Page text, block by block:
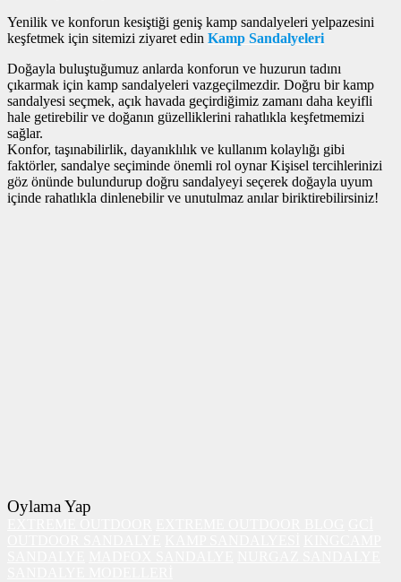
Yenilik ve konforun kesiştiği geniş kamp sandalyeleri yelpazesini
keşfetmek için sitemizi ziyaret edin Kamp Sandalyeleri
Doğayla buluştuğumuz anlarda konforun ve huzurun tadını
çıkarmak için kamp sandalyeleri vazgeçilmezdir. Doğru bir kamp
sandalyesi seçmek, açık havada geçirdiğimiz zamanı daha keyifli
hale getirebilir ve doğanın güzelliklerini rahatlıkla keşfetmemizi
sağlar.
Konfor, taşınabilirlik, dayanıklılık ve kullanım kolaylığı gibi
faktörler, sandalye seçiminde önemli rol oynar Kişisel tercihlerinizi
göz önünde bulundurup doğru sandalyeyi seçerek doğayla uyum
içinde rahatlıkla dinlenebilir ve unutulmaz anılar biriktirebilirsiniz!
Oylama Yap